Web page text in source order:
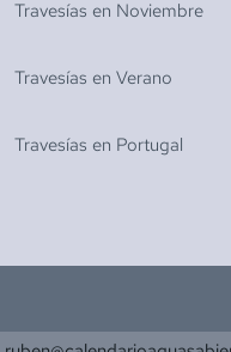
Travesías en Noviembre
Travesías en Verano
Travesías en Portugal